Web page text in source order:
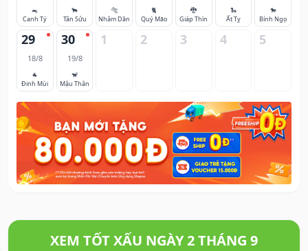
🐀
Canh Tý
🐂
Tân Sửu
🐅
Nhâm Dần
🐈
Quý Mão
🐉
Giáp Thìn
🐍
Ất Tỵ
🐎
Bính Ngọ
29
18/8
🐐
Đinh Mùi
30
19/8
🐒
Mậu Thân
1 2 3 4 5
XEM TỐT XẤU NGÀY 2 THÁNG 9